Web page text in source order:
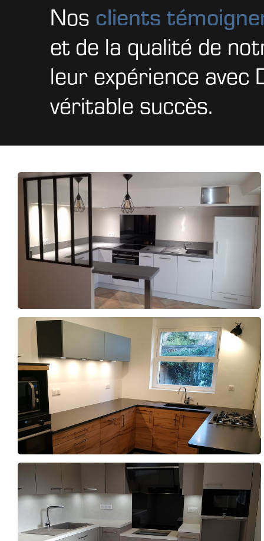
Nos clients
et de la qualité de
leur expérience avec
véritable succès.